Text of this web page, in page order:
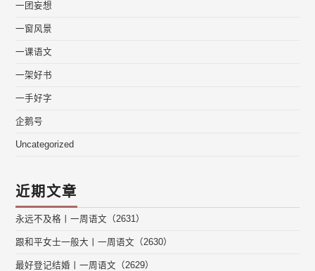
一团妄想
一窗风景
一课语文
一架好书
一手好字
企鹅号
Uncategorized
近期文章
永远不及格丨一周语文（2631）
跟和平女士一般大丨一周语文（2630）
最好登记结婚丨一周语文（2629）